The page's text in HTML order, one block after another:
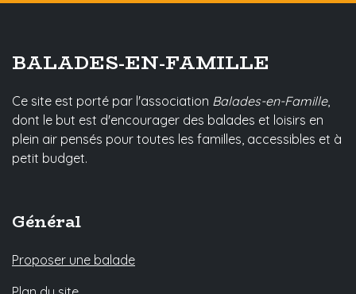
BALADES-EN-FAMILLE
Ce site est porté par l'association Balades-en-Famille,
dont le but est d'encourager des balades et loisirs en
plein air pensés pour toutes les familles, accessibles et à
petit budget.
Général
Proposer une balade